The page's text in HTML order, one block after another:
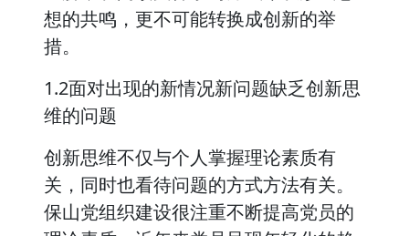
想的共鸣，更不可能转换成创新的举
措。
1.2面对出现的新情况新问题缺乏创新思
维的问题
创新思维不仅与个人掌握理论素质有
关，同时也看待问题的方式方法有关。
保山党组织建设很注重不断提高党员的